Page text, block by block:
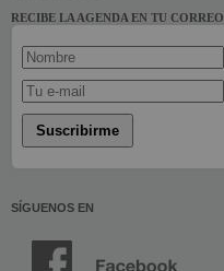
RECIBE LA AGENDA EN TU CORREO
Suscribirme
SÍGUENOS EN